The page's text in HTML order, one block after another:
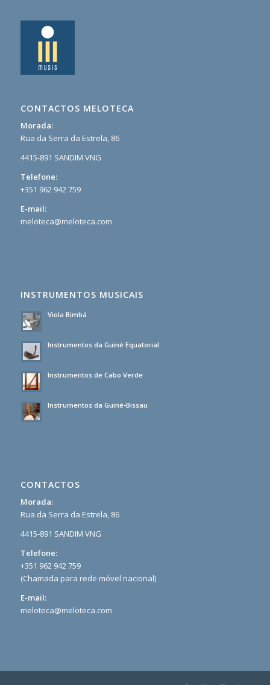
CONTACTOS MELOTECA
Morada:
Rua da Serra da Estrela, 86
4415-891 SANDIM VNG
Telefone:
+351 962 942 759
E-mail:
meloteca@meloteca.com
INSTRUMENTOS MUSICAIS
Viola Bimbá
Instrumentos da Guiné Equatorial
Instrumentos de Cabo Verde
Instrumentos da Guiné-Bissau
CONTACTOS
Morada:
Rua da Serra da Estrela, 86
4415-891 SANDIM VNG
Telefone:
+351 962 942 759
(Chamada para rede móvel nacional)
E-mail:
meloteca@meloteca.com